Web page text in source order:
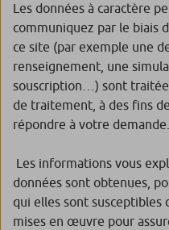
Les données à caractère
communiquez par le biais
ce site (par exemple une
renseignement, une
souscription…) sont
de traitement, à des fins
répondre à votre demande.
Les informations vous
données sont obtenues,
qui elles sont susceptibles
mises en œuvre pour